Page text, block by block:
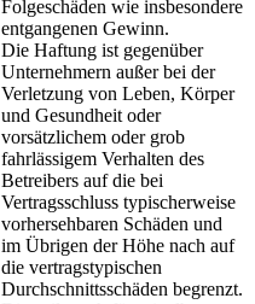
Folgeschäden wie insbesondere
entgangenen Gewinn.
Die Haftung ist gegenüber
Unternehmern außer bei der
Verletzung von Leben, Körper
und Gesundheit oder
vorsätzlichem oder grob
fahrlässigem Verhalten des
Betreibers auf die bei
Vertragsschluss typischerweise
vorhersehbaren Schäden und
im Übrigen der Höhe nach auf
die vertragstypischen
Durchschnittsschäden begrenzt.